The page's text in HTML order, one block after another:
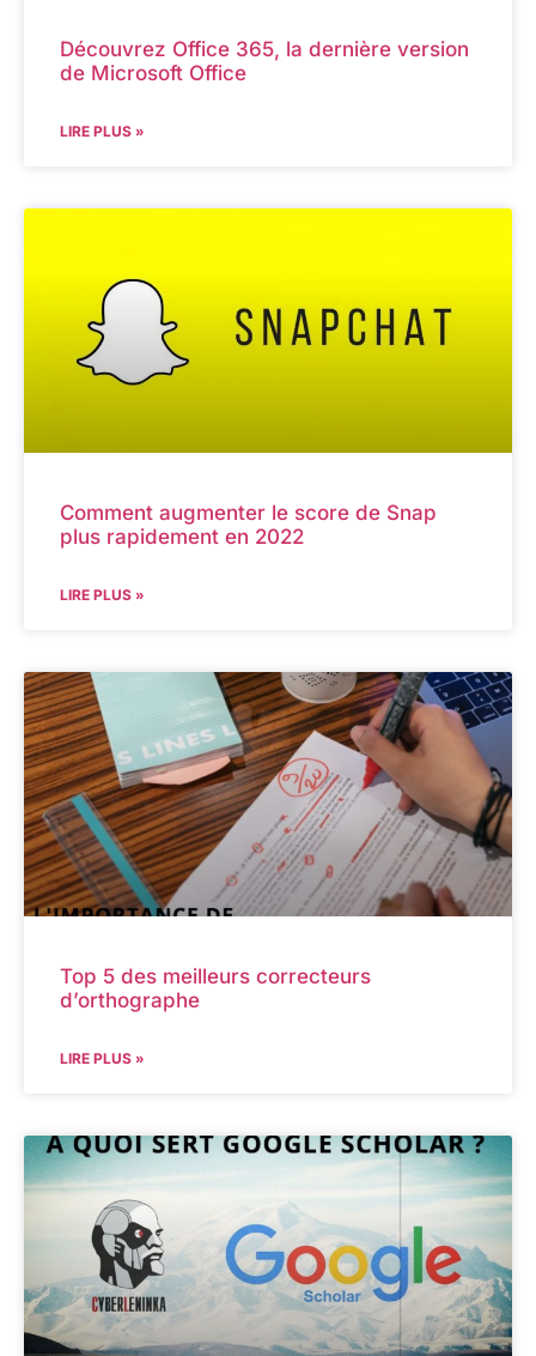
Découvrez Office 365, la dernière version
de Microsoft Office
LIRE PLUS »
Comment augmenter le score de Snap
plus rapidement en 2022
LIRE PLUS »
Top 5 des meilleurs correcteurs
d’orthographe
LIRE PLUS »